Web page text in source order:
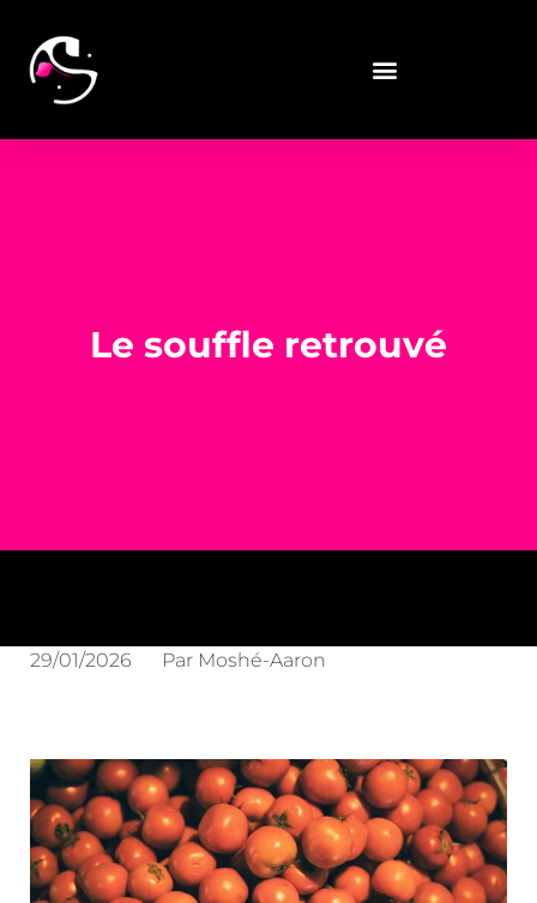
Le souffle retrouvé
29/01/2026 Par Moshé-Aaron